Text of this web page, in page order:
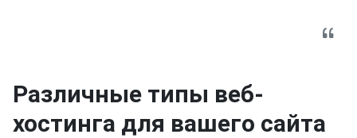
Различные типы веб-
хостинга для вашего сайта